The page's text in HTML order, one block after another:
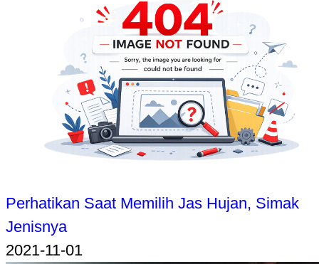
Perhatikan Saat Memilih Jas Hujan, Simak
Jenisnya
2021-11-01